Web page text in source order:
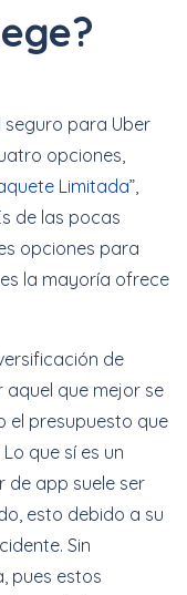
seguro para Uber
opciones,
Limitada”,
de las pocas
opciones para
la mayoría ofrece
de
aquel que mejor se
el presupuesto que
que sí es un
de app suele ser
esto debido a su
Sin
pues estos